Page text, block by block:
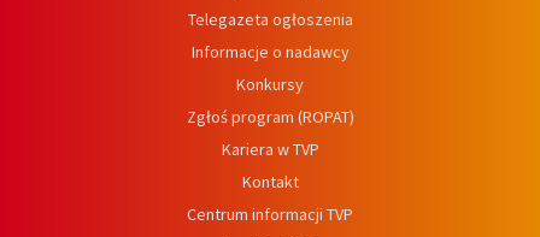
Telegazeta ogłoszenia
Informacje o nadawcy
Konkursy
Zgłoś program (ROPAT)
Kariera w TVP
Kontakt
Centrum informacji TVP